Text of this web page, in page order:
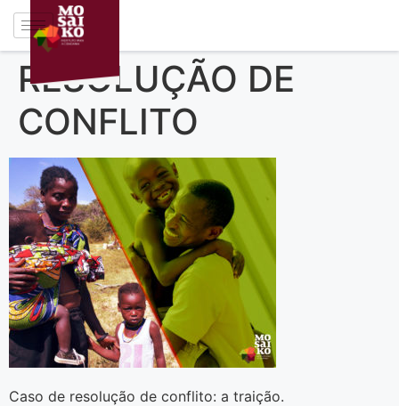
RESOLUÇÃO DE
CONFLITO
Caso de resolução de conflito: a traição.